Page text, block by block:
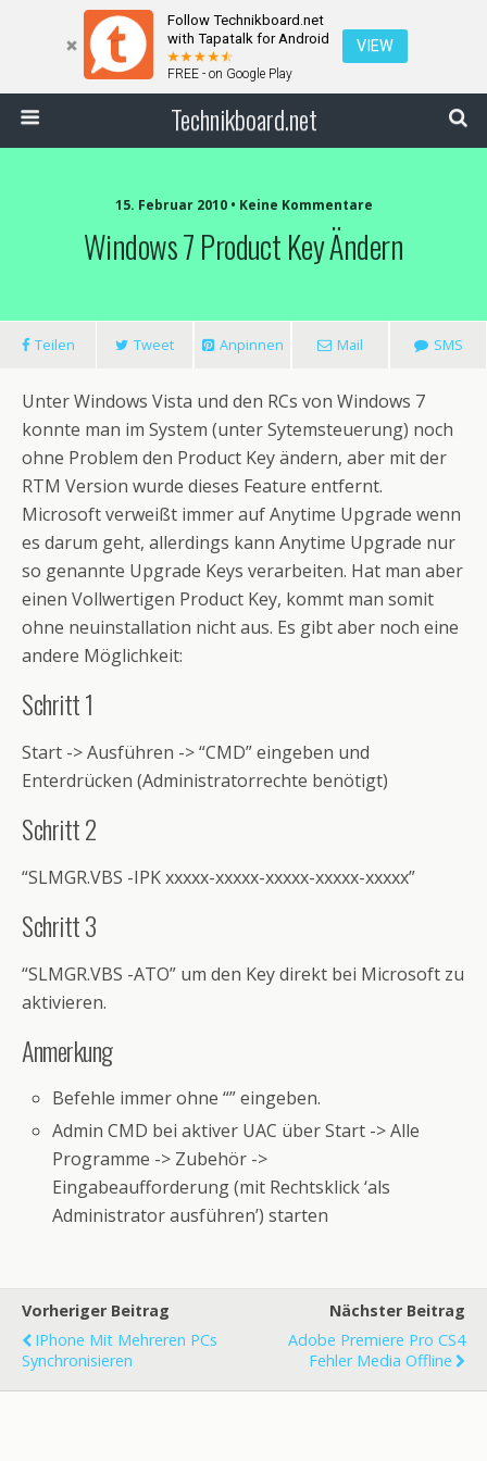
Follow Technikboard.net
with Tapatalk for Android
FREE - on Google Play
VIEW
Technikboard.net
15. Februar 2010 • Keine Kommentare
Windows 7 Product Key Ändern
Teilen Tweet Anpinnen Mail SMS
Unter Windows Vista und den RCs von Windows 7
konnte man im System (unter Sytemsteuerung) noch
ohne Problem den Product Key ändern, aber mit der
RTM Version wurde dieses Feature entfernt.
Microsoft verweißt immer auf Anytime Upgrade wenn
es darum geht, allerdings kann Anytime Upgrade nur
so genannte Upgrade Keys verarbeiten. Hat man aber
einen Vollwertigen Product Key, kommt man somit
ohne neuinstallation nicht aus. Es gibt aber noch eine
andere Möglichkeit:
Schritt 1
Start -> Ausführen -> “CMD” eingeben und
Enterdrücken (Administratorrechte benötigt)
Schritt 2
“SLMGR.VBS -IPK xxxxx-xxxxx-xxxxx-xxxxx-xxxxx”
Schritt 3
“SLMGR.VBS -ATO” um den Key direkt bei Microsoft zu
aktivieren.
Anmerkung
Befehle immer ohne “” eingeben.
Admin CMD bei aktiver UAC über Start -> Alle
Programme -> Zubehör ->
Eingabeaufforderung (mit Rechtsklick ‘als
Administrator ausführen’) starten
Vorheriger Beitrag
IPhone Mit Mehreren PCs
Synchronisieren
Nächster Beitrag
Adobe Premiere Pro CS4
Fehler Media Offline